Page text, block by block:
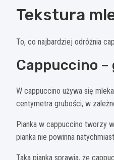
Tekstura
To, co najbardziej odróżnia
Cappuccino
W cappuccino używa się
centymetra grubości, w
Pianka w cappuccino tworzy
pianka nie powinna
Taka pianka sprawia, że